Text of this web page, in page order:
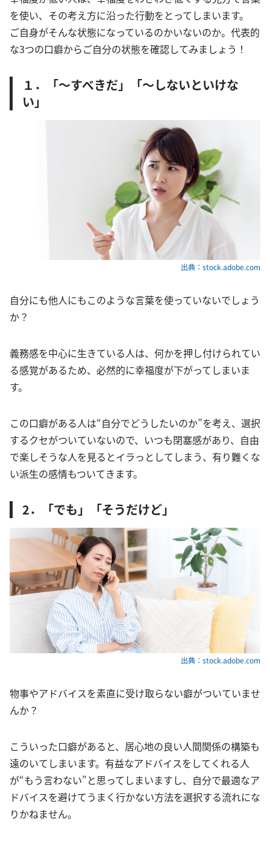
を使い、その考え方に沿った行動をとってしまいます。
ご自身がそんな状態になっているのかいないのか。代表的
な3つの口癖からご自分の状態を確認してみましょう！
１．「～すべきだ」「～しないといけな
い」
出典：stock.adobe.com
自分にも他人にもこのような言葉を使っていないでしょう
か？
義務感を中心に生きている人は、何かを押し付けられてい
る感覚があるため、必然的に幸福度が下がってしまいま
す。
この口癖がある人は“自分でどうしたいのか”を考え、選択
するクセがついていないので、いつも閉塞感があり、自由
で楽しそうな人を見るとイラっとしてしまう、有り難くな
い派生の感情もついてきます。
2．「でも」「そうだけど」
出典：stock.adobe.com
物事やアドバイスを素直に受け取らない癖がついていませ
んか？
こういった口癖があると、居心地の良い人間関係の構築も
遠のいてしまいます。有益なアドバイスをしてくれる人
が“もう言わない”と思ってしまいますし、自分で最適なア
ドバイスを避けてうまく行かない方法を選択する流れにな
りかねません。